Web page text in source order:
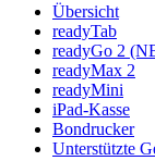
Übersicht
readyTab
readyGo 2
readyMax 2
readyMini
iPad-Kasse
Bondrucker
Unterstützte